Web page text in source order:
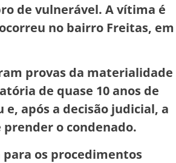
de vulnerável. A vítima é
no bairro Freitas, em
provas da materialidade
de quase 10 anos de
após a decisão judicial, a
o condenado.
os procedimentos